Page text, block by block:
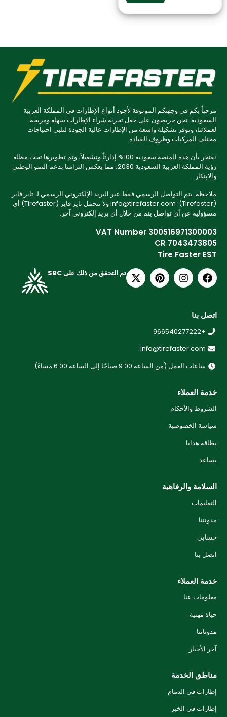
مرحباً بكم في وجهتكم الموثوقة لأجود أنواع الإطارات في المملكة العربية
السعودية. نحن حريصون على جعل تجربة شراء الإطارات سهلة ومريحة
لعملائنا، ونوفر تشكيلة واسعة من الإطارات عالية الجودة لتلبي احتياجات
مختلف المركبات وظروف القيادة.
نفتخر بأن هذه المنصة سعودية 100% إدارتاً وتشغيلاً، وتم تطويرها تحت مظلة
رؤية المملكة العربية السعودية 2030، مما يعكس التزامنا بدعم النمو الوطني
والابتكار.
ملاحظة: يتم التواصل الرسمي فقط عبر البريد الإلكتروني الرسمي لـ تاير فاير
(Tirefaster): info@tirefaster.com ولا تتحمل تاير فاير (Tirefaster) أي
مسؤولية عن أي تواصل يتم من خلال أي بريد إلكتروني آخر.
VAT Number 300516971300003
CR 7043473805
Tire Faster EST
تم التحقق من ذلك على SBC
اتصل بنا
+966540277222
info@tirefaster.com
ساعات العمل (من الساعة 9:00 صباحًا إلى الساعة 6:00 مساءً)
خدمة العملاء
الشروط والأحكام
سياسة الخصوصية
بطاقة هدايا
يساعد
السلامة والرفاهية
التعليمات
مدونتنا
حسابي
اتصل بنا
خدمة العملاء
معلومات عنا
حياة مهنية
مدوناتنا
آخر الأخبار
مناطق الخدمة
إطارات في الدمام
إطارات في الخبر